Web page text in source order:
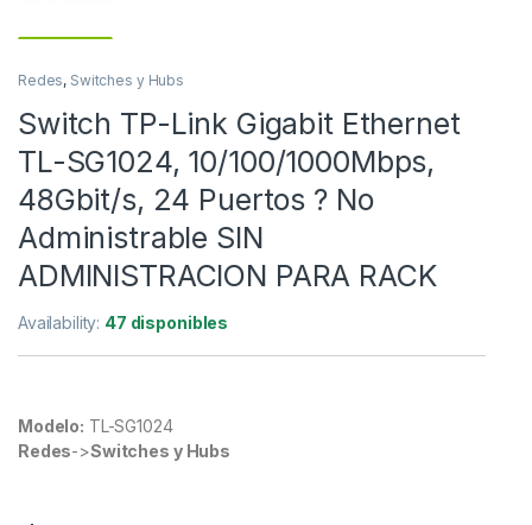
Redes, Switches y Hubs
Switch TP-Link Gigabit Ethernet
TL-SG1024, 10/100/1000Mbps,
48Gbit/s, 24 Puertos ? No
Administrable SIN
ADMINISTRACION PARA RACK
Availability: 47 disponibles
Modelo: TL-SG1024
Redes->Switches y Hubs